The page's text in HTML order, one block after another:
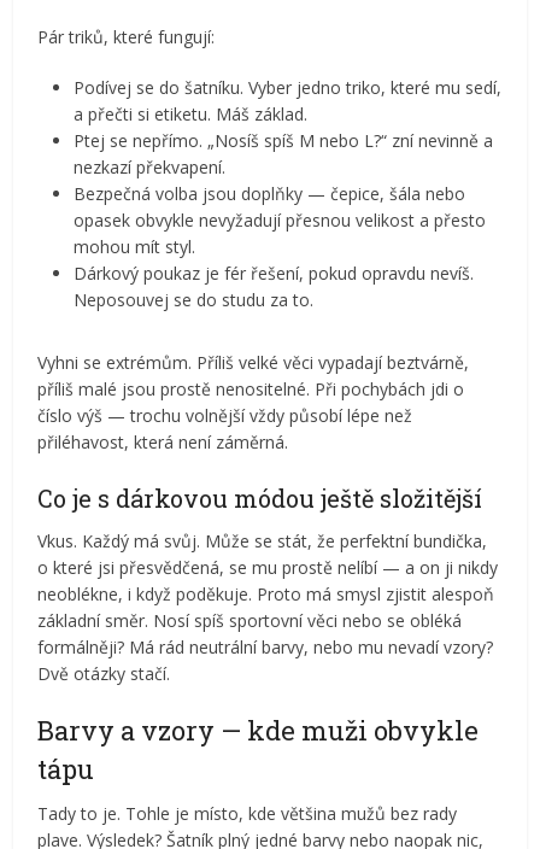
Pár triků, které fungují:
Podívej se do šatníku. Vyber jedno triko, které mu sedí,
a přečti si etiketu. Máš základ.
Ptej se nepřímo. „Nosíš spíš M nebo L?“ zní nevinně a
nezkazí překvapení.
Bezpečná volba jsou doplňky — čepice, šála nebo
opasek obvykle nevyžadují přesnou velikost a přesto
mohou mít styl.
Dárkový poukaz je fér řešení, pokud opravdu nevíš.
Neposouvej se do studu za to.
Vyhni se extrémům. Příliš velké věci vypadají beztvárně,
příliš malé jsou prostě nenositelné. Při pochybách jdi o
číslo výš — trochu volnější vždy působí lépe než
přiléhavost, která není záměrná.
Co je s dárkovou módou ještě složitější
Vkus. Každý má svůj. Může se stát, že perfektní bundička,
o které jsi přesvědčená, se mu prostě nelíbí — a on ji nikdy
neoblékne, i když poděkuje. Proto má smysl zjistit alespoň
základní směr. Nosí spíš sportovní věci nebo se obléká
formálněji? Má rád neutrální barvy, nebo mu nevadí vzory?
Dvě otázky stačí.
Barvy a vzory — kde muži obvykle
tápu
Tady to je. Tohle je místo, kde většina mužů bez rady
plave. Výsledek? Šatník plný jedné barvy nebo naopak nic,